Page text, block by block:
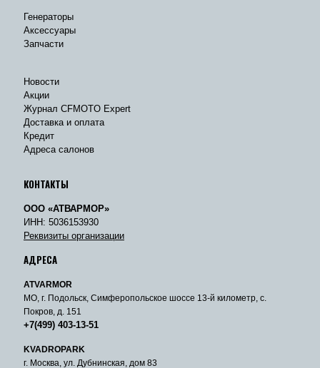
Генераторы
Аксессуары
Запчасти
Новости
Акции
Журнал CFMOTO Expert
Доставка и оплата
Кредит
Адреса салонов
КОНТАКТЫ
ООО «АТВАРМОР»
ИНН: 5036153930
Реквизиты организации
АДРЕСА
ATVARMOR
МО, г. Подольск, Симферопольское шоссе 13-й километр, с.
Покров, д. 151
+7(499) 403-13-51
KVADROPARK
г. Москва, ул. Дубнинская, дом 83